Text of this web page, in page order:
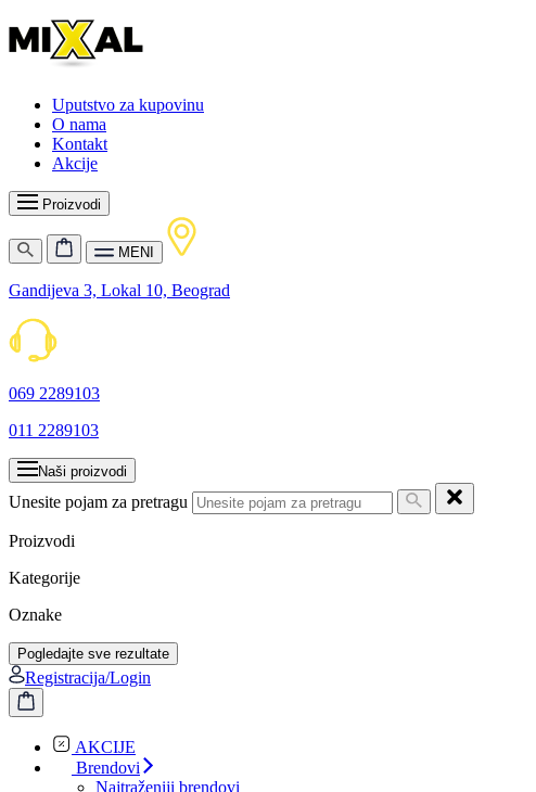
Uputstvo za kupovinu
O nama
Kontakt
Akcije
Proizvodi
MENI
Gandijeva 3, Lokal 10, Beograd
069 2289103
011 2289103
Naši proizvodi
Unesite pojam za pretragu
Proizvodi
Kategorije
Oznake
Pogledajte sve rezultate
Registracija/Login
AKCIJE
Brendovi
Najtraženiji brendovi